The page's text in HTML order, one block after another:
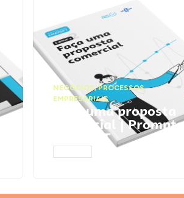
NEGÓCIOS,PROCESSOS
EMPRESARIAIS
Faça uma proposta
comercial | Prompts
ChatGPT